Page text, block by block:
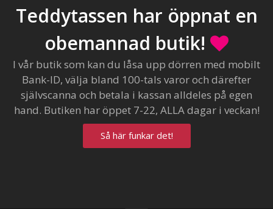
Teddytassen har öppnat en
obemannad butik!
I vår butik som kan du låsa upp dörren med mobilt
Bank-ID, välja bland 100-tals varor och därefter
självscanna och betala i kassan alldeles på egen
hand. Butiken har öppet 7-22, ALLA dagar i veckan!
Så här funkar det!